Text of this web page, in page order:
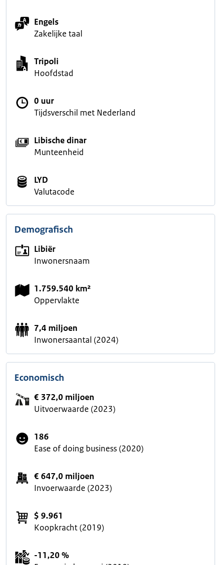
Engels
Zakelijke taal
Tripoli
Hoofdstad
0 uur
Tijdsverschil met Nederland
Libische dinar
Munteenheid
LYD
Valutacode
Demografisch
Libiër
Inwonersnaam
1.759.540 km²
Oppervlakte
7,4 miljoen
Inwonersaantal (2024)
Economisch
€ 372,0 miljoen
Uitvoerwaarde (2023)
186
Ease of doing business (2020)
€ 647,0 miljoen
Invoerwaarde (2023)
$ 9.961
Koopkracht (2019)
-11,20 %